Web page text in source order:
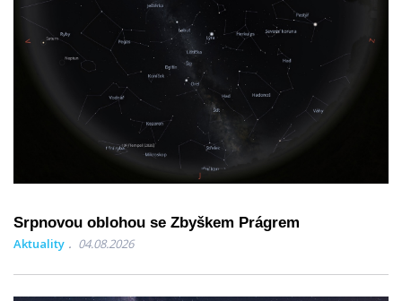
Srpnovou oblohou se Zbyškem Prágrem
Aktuality 04.08.2026